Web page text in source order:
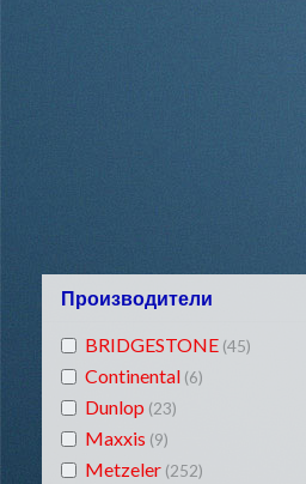
Производители
BRIDGESTONE (45)
Continental (6)
Dunlop (23)
Maxxis (9)
Metzeler (252)